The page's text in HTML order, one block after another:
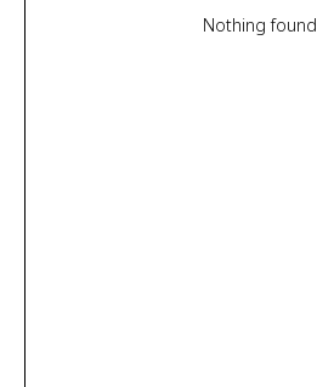
Nothing found